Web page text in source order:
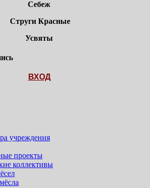
Себеж
Струги Красные
Усвяты
ВХОД
учреждения
проекты
коллективы